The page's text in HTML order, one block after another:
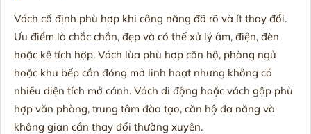
Vách cố định phù hợp khi công năng đã rõ và ít thay đổi.
Ưu điểm là chắc chắn, đẹp và có thể xử lý âm, điện, đèn
hoặc kệ tích hợp. Vách lùa phù hợp căn hộ, phòng ngủ
hoặc khu bếp cần đóng mở linh hoạt nhưng không có
nhiều diện tích mở cánh. Vách di động hoặc vách gập phù
hợp văn phòng, trung tâm đào tạo, căn hộ đa năng và
không gian cần thay đổi thường xuyên.